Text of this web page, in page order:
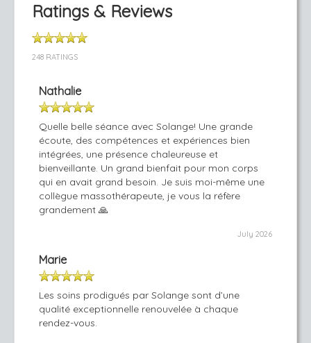
Ratings & Reviews
248 RATINGS
Nathalie
Quelle belle séance avec Solange! Une grande
écoute, des compétences et expériences bien
intégrées, une présence chaleureuse et
bienveillante. Un grand bienfait pour mon corps
qui en avait grand besoin. Je suis moi-même une
collègue massothérapeute, je vous la réfère
grandement 🙏
July 2026
Marie
Les soins prodigués par Solange sont d’une
qualité exceptionnelle renouvelée à chaque
rendez-vous.